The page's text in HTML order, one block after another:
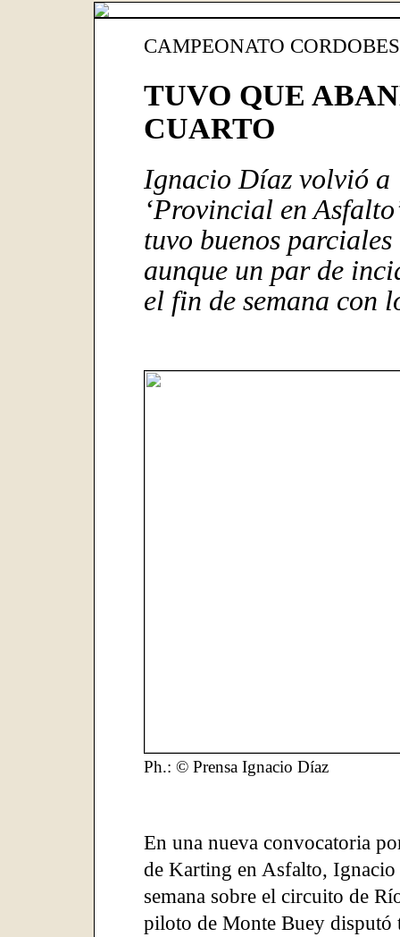
CAMPEONATO
TUVO QUE
CUARTO
Ignacio Díaz volvió a
‘Provincial en
tuvo buenos
aunque un par de
el fin de semana con
Ph.: © Prensa Ignacio Díaz
En una nueva convocatoria
de Karting en Asfalto, Ignacio
semana sobre el circuito de
piloto de Monte Buey disputó